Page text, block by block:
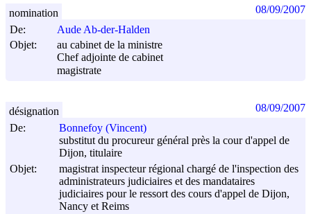
De:
Aude Ab-der-Halden
Objet:
au cabinet de la ministre
Chef adjointe de cabinet
magistrate
nomination 08/09/2007
De:
Bonnefoy (Vincent)
substitut du procureur général près la cour d'appel de
Dijon, titulaire
Objet:
magistrat inspecteur régional chargé de l'inspection des
administrateurs judiciaires et des mandataires
judiciaires pour le ressort des cours d'appel de Dijon,
Nancy et Reims
désignation 08/09/2007